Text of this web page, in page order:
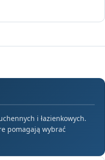
i łazienkowych.
pomagają wybrać